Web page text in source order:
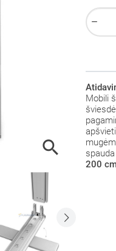

Mobili
200